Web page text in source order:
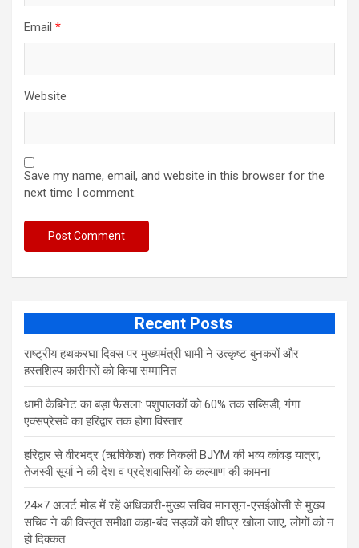
Email *
Website
Save my name, email, and website in this browser for the
next time I comment.
Recent Posts
राष्ट्रीय हथकरघा दिवस पर मुख्यमंत्री धामी ने उत्कृष्ट बुनकरों और
हस्तशिल्प कारीगरों को किया सम्मानित
​धामी कैबिनेट का बड़ा फैसला: पशुपालकों को 60% तक सब्सिडी, गंगा
एक्सप्रेसवे का हरिद्वार तक होगा विस्तार
​हरिद्वार से वीरभद्र (ऋषिकेश) तक निकली BJYM की भव्य कांवड़ यात्रा;
तेजस्वी सूर्या ने की देश व प्रदेशवासियों के कल्याण की कामना
24×7 अलर्ट मोड में रहें अधिकारी-मुख्य सचिव मानसून-एसईओसी से मुख्य
सचिव ने की विस्तृत समीक्षा कहा-बंद सड़कों को शीघ्र खोला जाए, लोगों को न
हो दिक्कत